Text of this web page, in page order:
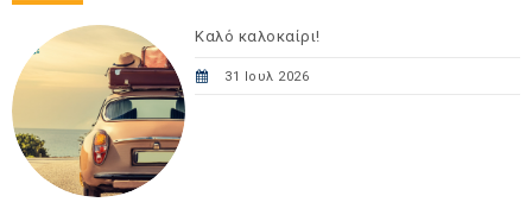
Καλό καλοκαίρι!
31 Ιουλ 2026